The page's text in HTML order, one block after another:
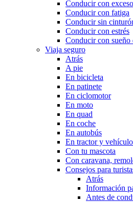
Conducir con
Conducir con fatiga
Conducir sin
Conducir con estrés
Conducir con sueño
Viaja seguro
Atrás
A pie
En bicicleta
En patinete
En ciclomotor
En moto
En quad
En coche
En autobús
En tractor y
Con tu mascota
Con caravana,
Consejos para
Atrás
Información
Antes de